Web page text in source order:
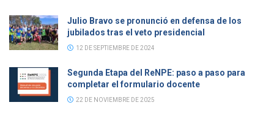
Julio Bravo se pronunció en defensa de los
jubilados tras el veto presidencial
12 DE SEPTIEMBRE DE 2024
Segunda Etapa del ReNPE: paso a paso para
completar el formulario docente
22 DE NOVIEMBRE DE 2025